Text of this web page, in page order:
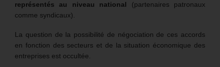
représentés au niveau national (partenaires patronaux
comme syndicaux).
La question de la possibilité de négociation de ces accords
en fonction des secteurs et de la situation économique des
entreprises est occultée.